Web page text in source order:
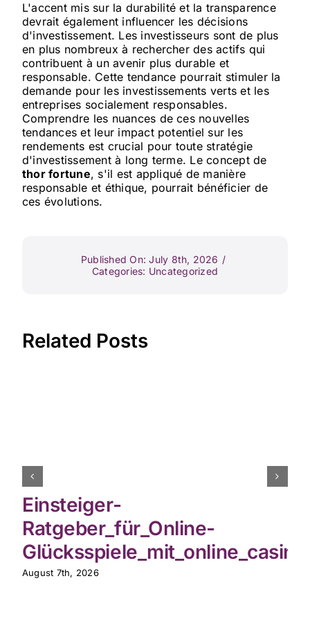
L'accent mis sur la durabilité et la transparence
devrait également influencer les décisions
d'investissement. Les investisseurs sont de plus
en plus nombreux à rechercher des actifs qui
contribuent à un avenir plus durable et
responsable. Cette tendance pourrait stimuler la
demande pour les investissements verts et les
entreprises socialement responsables.
Comprendre les nuances de ces nouvelles
tendances et leur impact potentiel sur les
rendements est crucial pour toute stratégie
d'investissement à long terme. Le concept de
thor fortune, s'il est appliqué de manière
responsable et éthique, pourrait bénéficier de
ces évolutions.
Published On: July 8th, 2026 /
Categories: Uncategorized
Related Posts
Einsteiger-
Ratgeber_für_Online-
August 7th, 2026